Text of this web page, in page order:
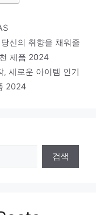
버터
템 인기 상품 추천
드
템 인기 상품 추천
신의 취향을 채워줄
제품 2024
, 새로운 아이템 인기
2024
검색